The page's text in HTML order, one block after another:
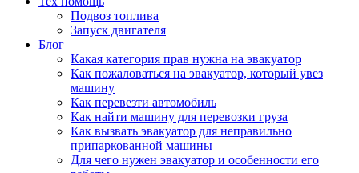
Подвоз топлива
Запуск двигателя
Блог
Какая категория прав нужна на эвакуатор
Как пожаловаться на эвакуатор, который увез
машину
Как перевезти автомобиль
Как найти машину для перевозки груза
Как вызвать эвакуатор для неправильно
припаркованной машины
Для чего нужен эвакуатор и особенности его